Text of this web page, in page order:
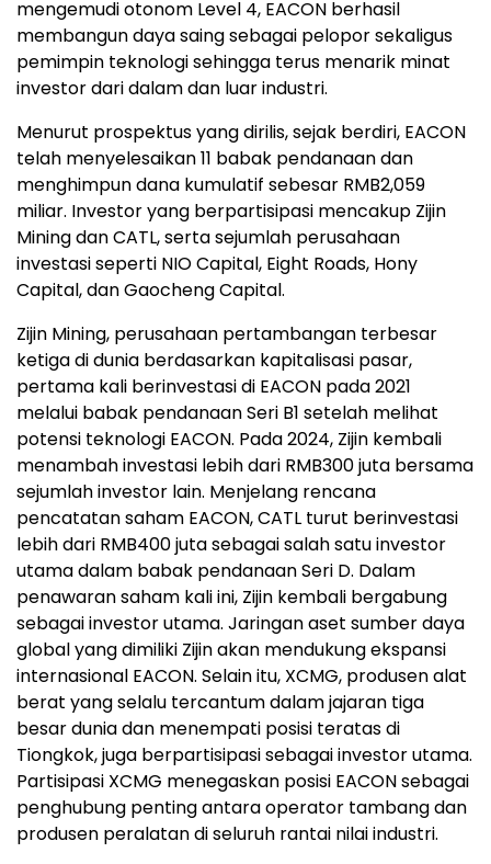
mengemudi otonom Level 4, EACON berhasil
membangun daya saing sebagai pelopor sekaligus
pemimpin teknologi sehingga terus menarik minat
investor dari dalam dan luar industri.
Menurut prospektus yang dirilis, sejak berdiri, EACON
telah menyelesaikan 11 babak pendanaan dan
menghimpun dana kumulatif sebesar RMB2,059
miliar. Investor yang berpartisipasi mencakup Zijin
Mining dan CATL, serta sejumlah perusahaan
investasi seperti NIO Capital, Eight Roads, Hony
Capital, dan Gaocheng Capital.
Zijin Mining, perusahaan pertambangan terbesar
ketiga di dunia berdasarkan kapitalisasi pasar,
pertama kali berinvestasi di EACON pada 2021
melalui babak pendanaan Seri B1 setelah melihat
potensi teknologi EACON. Pada 2024, Zijin kembali
menambah investasi lebih dari RMB300 juta bersama
sejumlah investor lain. Menjelang rencana
pencatatan saham EACON, CATL turut berinvestasi
lebih dari RMB400 juta sebagai salah satu investor
utama dalam babak pendanaan Seri D. Dalam
penawaran saham kali ini, Zijin kembali bergabung
sebagai investor utama. Jaringan aset sumber daya
global yang dimiliki Zijin akan mendukung ekspansi
internasional EACON. Selain itu, XCMG, produsen alat
berat yang selalu tercantum dalam jajaran tiga
besar dunia dan menempati posisi teratas di
Tiongkok, juga berpartisipasi sebagai investor utama.
Partisipasi XCMG menegaskan posisi EACON sebagai
penghubung penting antara operator tambang dan
produsen peralatan di seluruh rantai nilai industri.